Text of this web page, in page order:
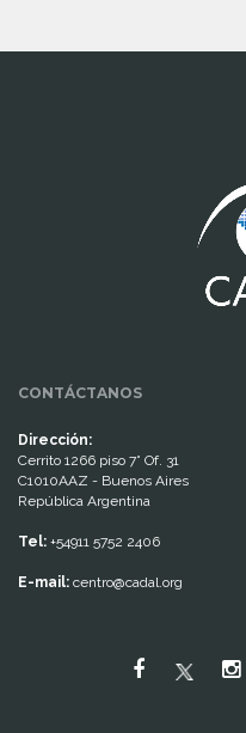
CONTÁCTANOS
Dirección:
Cerrito 1266 piso 7° Of. 31
C1010AAZ - Buenos Aires
República Argentina
Tel: +54911 5752 2406
E-mail: centro@cadal.org